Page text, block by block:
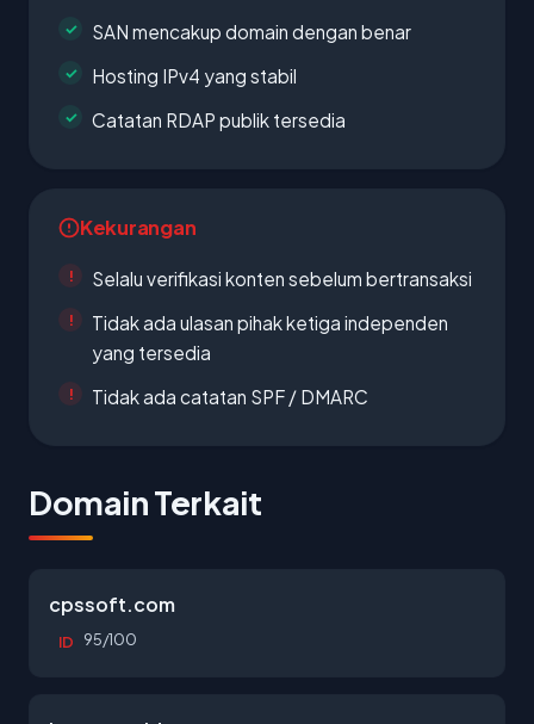
SAN mencakup domain dengan benar
Hosting IPv4 yang stabil
Catatan RDAP publik tersedia
Kekurangan
Selalu verifikasi konten sebelum bertransaksi
Tidak ada ulasan pihak ketiga independen
yang tersedia
Tidak ada catatan SPF / DMARC
Domain Terkait
cpssoft.com
ID 95/100